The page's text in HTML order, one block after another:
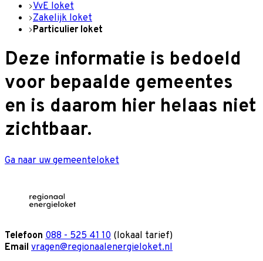
VvE loket
Zakelijk loket
Particulier loket
Deze informatie is bedoeld
voor bepaalde gemeentes
en is daarom hier helaas niet
zichtbaar.
Ga naar uw gemeenteloket
Telefoon 088 - 525 41 10 (lokaal tarief)
Email vragen@regionaalenergieloket.nl